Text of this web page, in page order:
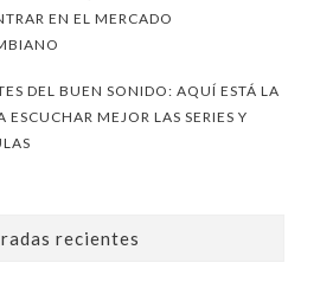
EN EL MERCADO
DEL BUEN SONIDO: AQUÍ ESTÁ LA
ESCUCHAR MEJOR LAS SERIES Y
recientes